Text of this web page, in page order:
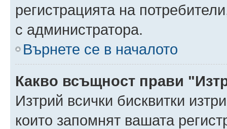
регистрацията на
с администратора.
Върнете се в началото
Какво всъщност прави
Изтрий всички бисквитки
които запомнят вашата